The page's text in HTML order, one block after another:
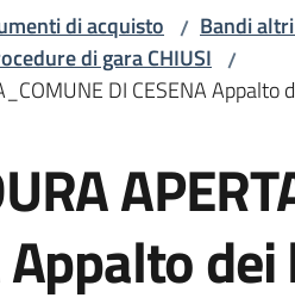
di acquisto / Bandi
di gara CHIUSI /
DI CESENA
Appalto